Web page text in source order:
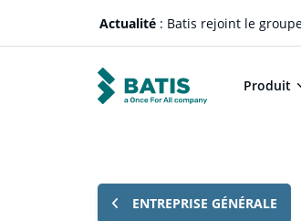
Actualité : Batis rejoint le
Produit
ENTREPRISE GÉNÉRALE